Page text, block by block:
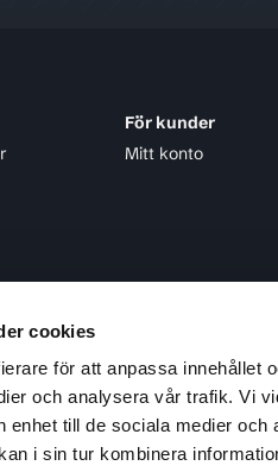
cookies
för att anpassa innehållet
och analysera vår trafik. Vi
enhet till de sociala medier
i sin tur kombinera
För kunder
Mitt konto